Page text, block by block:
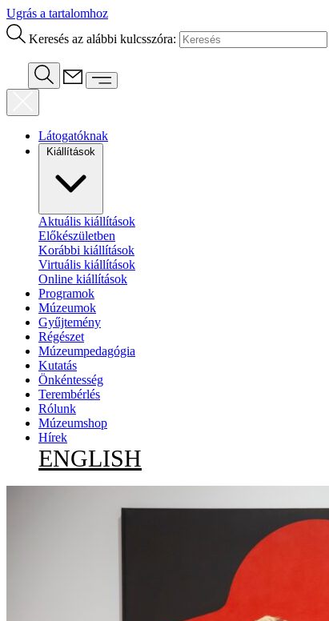
Ugrás a tartalomhoz
Keresés az alábbi kulcsszóra:
Látogatóknak
Kiállítások
Aktuális kiállítások
Előkészületben
Korábbi kiállítások
Virtuális kiállítások
Online kiállítások
Programok
Múzeumok
Gyűjtemény
Régészet
Múzeumpedagógia
Kutatás
Önkéntesség
Terembérlés
Rólunk
Múzeumshop
Hírek
ENGLISH